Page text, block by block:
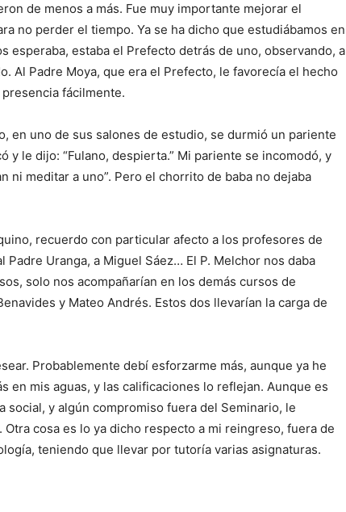
de menos a más. Fue muy importante mejorar el
no perder el tiempo. Ya se ha dicho que estudiábamos en
esperaba, estaba el Pre­fecto detrás de uno, observando, a
Al Padre Moya, que era el Pre­fecto, le favorecía el hecho
fácilmente.
en uno de sus salones de estudio, se durmió un pariente
y le dijo: “Fulano, despierta.” Mi pariente se incomodó, y
ni meditar a uno”. Pero el chorrito de baba no dejaba
recuerdo con particular afecto a los profesores de
Uranga, a Miguel Sáez… El P. Melchor nos daba
solo nos acompañarían en los demás cursos de
y Mateo Andrés. Estos dos llevarían la carga de
Probable­mente debí esforzarme más, aunque ya he
en mis aguas, y las calificacio­nes lo reflejan. Aunque es
social, y algún compromiso fuera del Semi­nario, le
cosa es lo ya dicho respecto a mi reingreso, fuera de
teniendo que llevar por tutoría varias asigna­turas.